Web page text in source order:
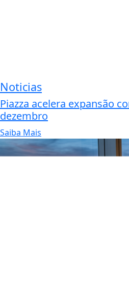
Noticias
Piazza acelera expansão
dezembro
Saiba Mais